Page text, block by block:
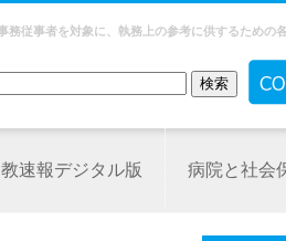
従事者を対象に、執務上の参考に供するための
速報デジタル版 病院と社会